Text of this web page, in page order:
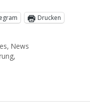
Drucken
,News
,